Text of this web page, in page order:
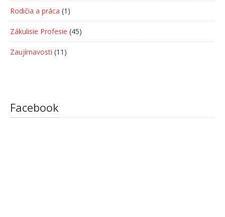
Rodičia a práca (1)
Zákulisie Profesie (45)
Zaujímavosti (11)
Facebook